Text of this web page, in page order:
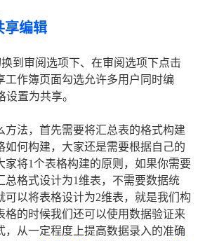
享编辑
到审阅选项下、在审阅选项下点击
工作簿页面勾选允许多用户同时编
设置为共享。
方法，首先需要将汇总表的格式构建
如何构建，大家还是需要根据自己的
家将1个表格构建的原则，如果你需要
总格式设计为1维表，不需要数据统
可以将表格设计为2维表，就是我们构
格的时候我们还可以使用数据验证来
，从一定程度上提高数据录入的准确